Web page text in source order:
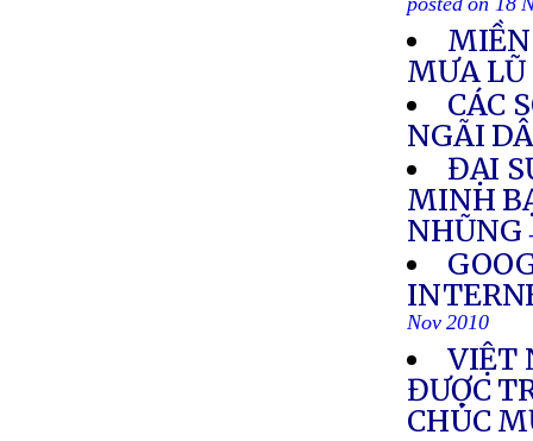
posted on 18
MƯA LŨ
CÁC
NGÃI
ĐẠI
MINH
NHŨNG
Nov 2010
VIỆT
ĐƯỢC
CHÚC